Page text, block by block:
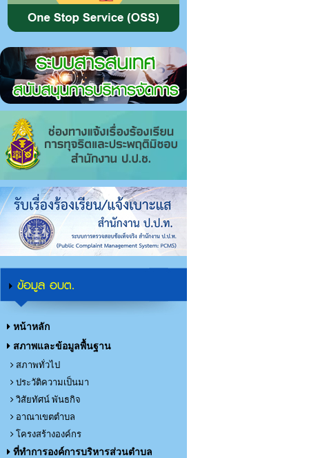
ข้อมูล อบต.
หน้าหลัก
สภาพและข้อมูลพื้นฐาน
สภาพทั่วไป
ประวัติความเป็นมา
วิสัยทัศน์ พันธกิจ
อาณาเขตตำบล
โครงสร้างองค์กร
ที่ทำการองค์การบริหารส่วนตำบล